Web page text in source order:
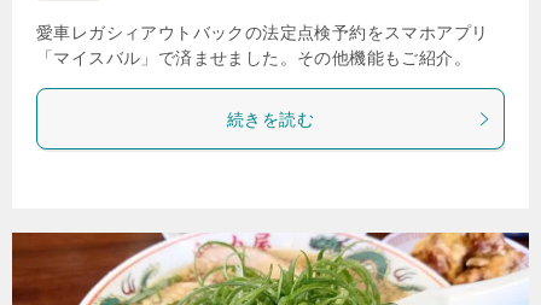
愛車レガシィアウトバックの法定点検予約をスマホアプリ
「マイスバル」で済ませました。その他機能もご紹介。
続きを読む